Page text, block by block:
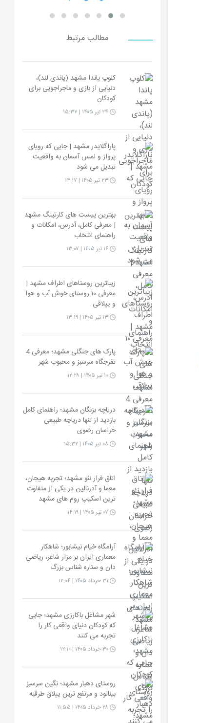
مطالب مرتبط
کلوپ پاندا مشهد (پاندی لند)،
دنیایی از بازی و ماجراجویی برای
کودکان
پاراگلایدر مشهد | جایی که رویای
پرواز و لمس آسمان به واقعیت
تبدیل می شود
۲۳ تیر ۱۴۰۵ | ۱۴:۱۷
بهترین پیست های کارتینگ مشهد
| معرفی کامل، آدرس، امکانات و
راهنمای انتخاب
۱۶ تیر ۱۴۰۵ | ۱۳:۰۷
زیباترین روستاهای اطراف مشهد |
معرفی ۱۰ روستای خوش آب و هوا
و ییلاقی
۱۳ تیر ۱۴۰۵ | ۱۳:۱۹
پارک های جنگلی مشهد؛ معرفی 4
تفرجگاه سرسبز و محبوب شهر
۱۰ تیر ۱۴۰۵ | ۱۲:۲۸
دریاچه بزنگان مشهد؛ راهنمای کامل
بازدید از تنها دریاچه طبیعی
خراسان رضوی
اتاق فرار نئو مشهد؛ تجربه هیجان،
معما و آدرنالین در یکی از متفاوت
ترین اسکیپ روم های مشهد
آرامگاه خیام نیشابور؛ شاهکار
معماری ایران بر مزار شاعر، ریاضی
دان و ستاره شناس بزرگ
شهر مشاغل باکارزی مشهد؛ جایی
که کودکان دنیای واقعی کار را
تجربه می کنند
۳۰ خرداد ۱۴۰۵ | ۱۲:۱۰
روستای دهبار مشهد؛ نگین سرسبز
بینالود و مرتفع ترین ییلاق طرقبه